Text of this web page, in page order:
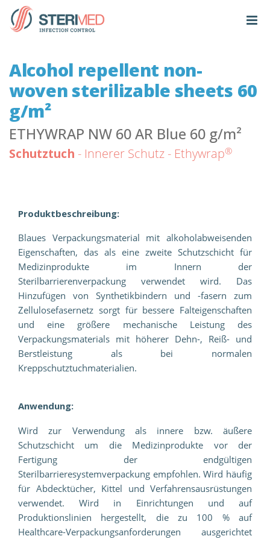
Alcohol repellent non-
woven sterilizable sheets 60
g/m²
ETHYWRAP NW 60 AR Blue 60 g/m²
Schutztuch - Innerer Schutz - Ethywrap®
Produktbeschreibung:
Blaues Verpackungsmaterial mit alkoholabweisenden
Eigenschaften, das als eine zweite Schutzschicht für
Medizinprodukte im Innern der
Sterilbarrierenverpackung verwendet wird. Das
Hinzufügen von Synthetikbindern und -fasern zum
Zellulosefasernetz sorgt für bessere Falteigenschaften
und eine größere mechanische Leistung des
Verpackungsmaterials mit höherer Dehn-, Reiß- und
Berstleistung als bei normalen
Kreppschutztuchmaterialien.
Anwendung:
Wird zur Verwendung als innere bzw. äußere
Schutzschicht um die Medizinprodukte vor der
Fertigung der endgültigen
Sterilbarrieresystemverpackung empfohlen. Wird häufig
für Abdecktücher, Kittel und Verfahrensausrüstungen
verwendet. Wird in Einrichtungen und auf
Produktionslinien hergestellt, die zu 100 % auf
Healthcare-Verpackungsanforderungen ausgerichtet